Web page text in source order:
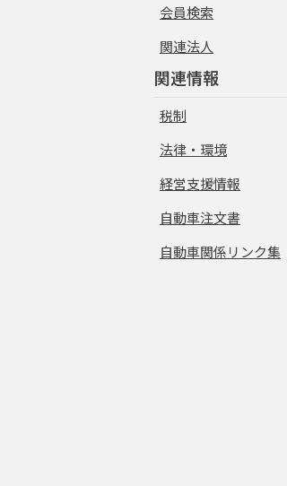
会員検索
関連法人
関連情報
税制
法律・環境
経営支援情報
自動車注文書
自動車関係リンク集